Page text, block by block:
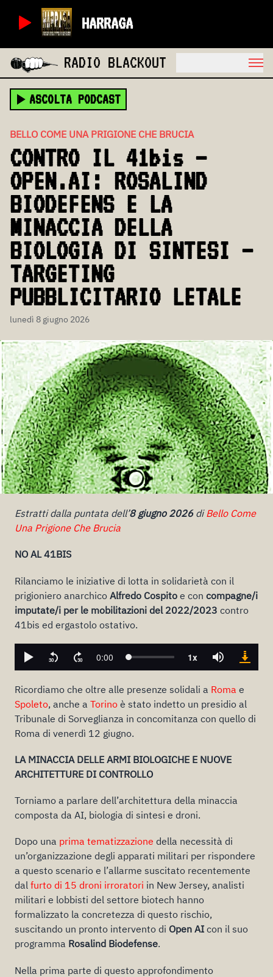
HARRAGA
RADIO BLACKOUT
ASCOLTA PODCAST
BELLO COME UNA PRIGIONE CHE BRUCIA
CONTRO IL 41bis –
OPEN.AI: ROSALIND
BIODEFENS E LA
MINACCIA DELLA
BIOLOGIA DI SINTESI –
TARGETING
PUBBLICITARIO LETALE
lunedì 8 giugno 2026
Estratti dalla puntata dell’8 giugno 2026diBello Come
Una Prigione Che Brucia
NO AL 41BIS
Rilanciamo le iniziative di lotta in solidarietà con il
prigioniero anarchico Alfredo Cospito e con compagne/i
imputate/i per le mobilitazioni del 2022/2023 contro
41bis ed ergastolo ostativo.
Ricordiamo che oltre alle presenze solidali a Roma e
Spoleto, anche a Torino è stato indetto un presidio al
Tribunale di Sorveglianza in concomitanza con quello di
Roma di venerdì 12 giugno.
LA MINACCIA DELLE ARMI BIOLOGICHE E NUOVE
ARCHITETTURE DI CONTROLLO
Torniamo a parlare dell’architettura della minaccia
composta da AI, biologia di sintesi e droni.
Dopo una prima tematizzazione della necessità di
un’organizzazione degli apparati militari per rispondere
a questo scenario e l’allarme suscitato recentemente
dal furto di 15 droni irroratori in New Jersey, analisti
militari e lobbisti del settore biotech hanno
formalizzato la concretezza di questo rischio,
suscitando un pronto intervento di Open AI con il suo
programma Rosalind Biodefense.
Nella prima parte di questo approfondimento